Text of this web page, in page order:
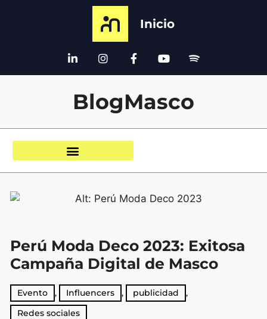
Inicio
BlogMasco
Perú Moda Deco 2023: Exitosa
Campaña Digital de Masco
Evento , Influencers , publicidad
,
Redes sociales